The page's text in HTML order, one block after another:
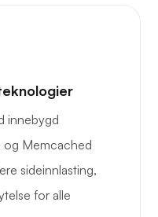
innebygd
og Memcached
sideinnlasting,
for alle